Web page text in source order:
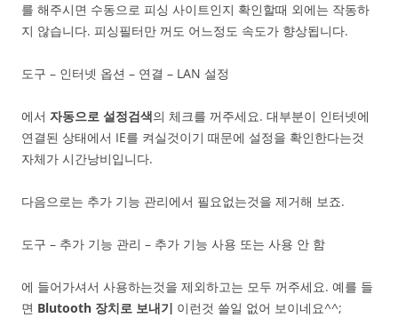
를 해주시면 수동으로 피싱 사이트인지 확인할때 외에는 작동하
지 않습니다. 피싱필터만 꺼도 어느정도 속도가 향상됩니다.
도구 – 인터넷 옵션 – 연결 – LAN 설정
에서 자동으로 설정검색의 체크를 꺼주세요. 대부분이 인터넷에
연결된 상태에서 IE를 켜실것이기 때문에 설정을 확인한다는것
자체가 시간낭비입니다.
다음으로는 추가 기능 관리에서 필요없는것을 제거해 보죠.
도구 – 추가 기능 관리 – 추가 기능 사용 또는 사용 안 함
에 들어가셔서 사용하는것을 제외하고는 모두 꺼주세요. 예를 들
면 Blutooth 장치로 보내기 이런것 쓸일 없어 보이네요^^;